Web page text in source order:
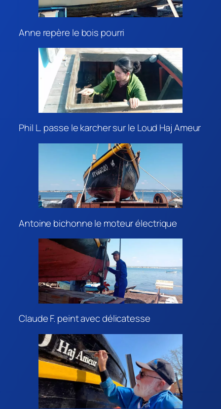
Anne repère le bois pourri
Phil L. passe le karcher sur le Loud Haj Ameur
Antoine bichonne le moteur électrique
Claude F. peint avec délicatesse